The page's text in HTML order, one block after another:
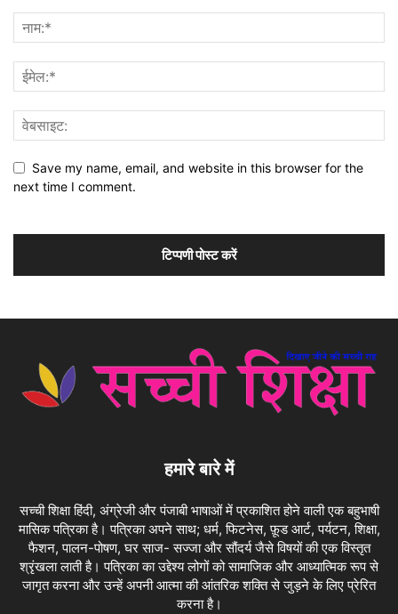
Save my name, email, and website in this browser for the
next time I comment.
हमारे बारे में
सच्ची शिक्षा हिंदी, अंग्रेजी और पंजाबी भाषाओं में प्रकाशित होने वाली एक बहुभाषी
मासिक पत्रिका है। पत्रिका अपने साथ; धर्म, फिटनेस, फ़ूड आर्ट, पर्यटन, शिक्षा,
फैशन, पालन-पोषण, घर साज- सज्जा और सौंदर्य जैसे विषयों की एक विस्तृत
श्रृंखला लाती है। पत्रिका का उद्देश्य लोगों को सामाजिक और आध्यात्मिक रूप से
जागृत करना और उन्हें अपनी आत्मा की आंतरिक शक्ति से जुड़ने के लिए प्रेरित
करना है।